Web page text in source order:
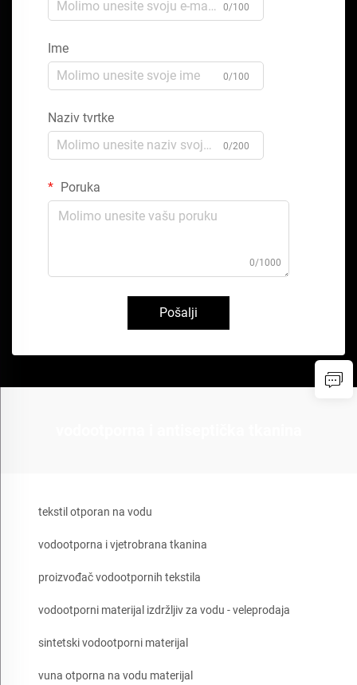
0/100
Ime
0/100
Naziv tvrtke
0/200
Poruka
0/1000
Pošalji
tekstil otporan na vodu
vodootporna i vjetrobrana tkanina
proizvođač vodootpornih tekstila
vodootporni materijal izdržljiv za vodu - veleprodaja
sintetski vodootporni materijal
vuna otporna na vodu materijal